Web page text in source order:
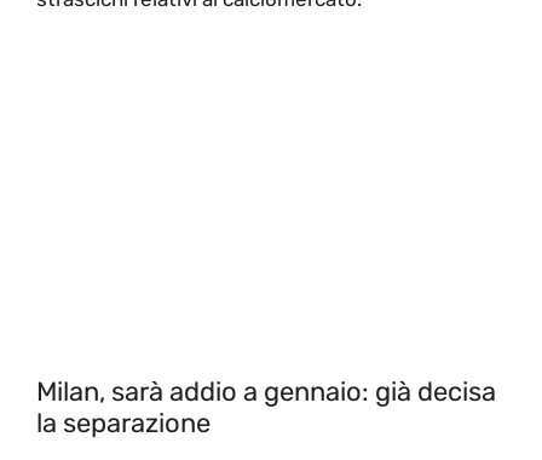
Milan, sarà addio a gennaio: già decisa
la separazione